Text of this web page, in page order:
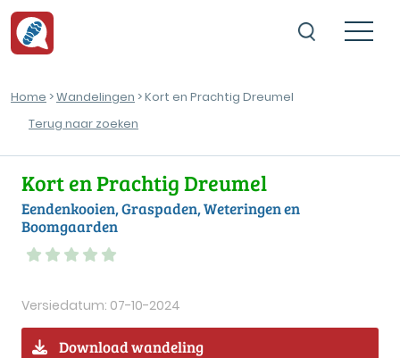
Home >Wandelingen > Kort en Prachtig Dreumel
Terug naar zoeken
Kort en Prachtig Dreumel
Eendenkooien, Graspaden, Weteringen en
Boomgaarden
Versiedatum: 07-10-2024
Download wandeling